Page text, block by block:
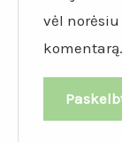
vėl
komentarą.